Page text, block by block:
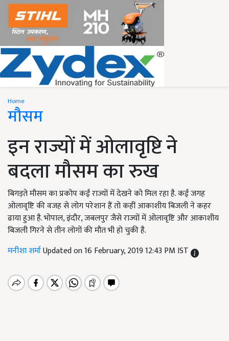
Home
मौसम
इन राज्यों में ओलावृष्टि ने
बदला मौसम का रुख
बिगड़ते मौसम का प्रकोप कईं राज्यों में देखने को मिल रहा है. कईं जगह
ओलावृष्टि की वजह से लोग परेशान हैं तो कहीं आकाशीय बिजली ने कहर
ढाया हुआ है. भोपाल, इंदौर, जबलपुर जैसे राज्यों में ओलावृष्टि और आकाशीय
बिजली गिरने से तीन लोगों की मौत भी हो चुकी है.
मनीशा शर्माUpdated on 16 February, 2019 12:43 PM IST